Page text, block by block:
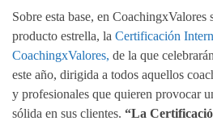
Sobre esta base, en CoachingxValores
producto estrella, la Certificación
CoachingxValores, de la que
este año, dirigida a todos aquellos
y profesionales que quieren provocar
sólida en sus clientes. “La